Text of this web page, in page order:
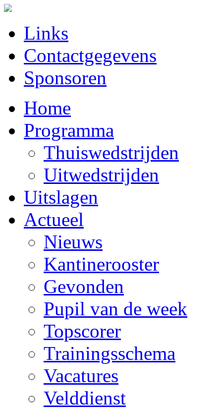
Links
Contactgegevens
Sponsoren
Home
Programma
Thuiswedstrijden
Uitwedstrijden
Uitslagen
Actueel
Nieuws
Kantinerooster
Gevonden
Pupil van de week
Topscorer
Trainingsschema
Vacatures
Velddienst